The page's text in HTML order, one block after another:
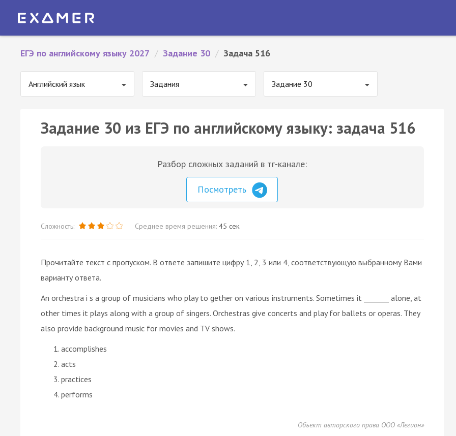
ЕГЭ по английскому языку 2027 / Задание 30 / Задача 516
Английский язык Задания Задание 30
Задание 30 из ЕГЭ по английскому языку: задача 516
Разбор сложных заданий в тг-канале:
Посмотреть
Сложность: Среднее время решения: 45 сек.
Прочитайте текст с пропуском. В ответе запишите цифру 1, 2, 3 или 4, соответствующую выбранному Вами
варианту ответа.
An orchestra i s a group of musicians who play to gether on various instruments. Sometimes it _______ alone, at
other times it plays along with a group of singers. Orchestras give concerts and play for ballets or operas. They
also provide background music for movies and TV shows.
accomplishes
acts
practices
performs
Объект авторского права ООО «Легион»